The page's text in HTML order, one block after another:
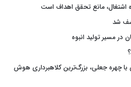
اشتغال، مانع تحقق اهداف است
شد
مسیر تولید انبوه
دلاری با چهره جعلی، بزرگ‌ترین کلاهبرداری هوش